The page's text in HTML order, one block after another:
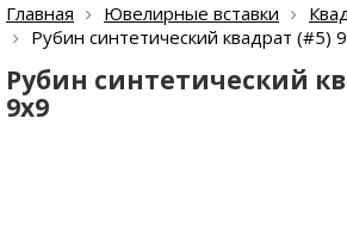
Главная Ювелирные вставки
Рубин синтетический квадрат (#5)
Рубин синтетический
9х9